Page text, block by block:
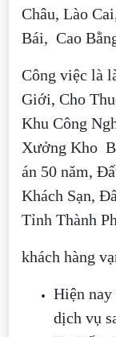
Châu, Lào
Bái, Cao
Công việc là
Giới, Cho
Khu Công
Xưởng Kho
án 50 năm,
Khách Sạn,
Tỉnh Thành
khách hàng
Hiện nay
dịch vụ